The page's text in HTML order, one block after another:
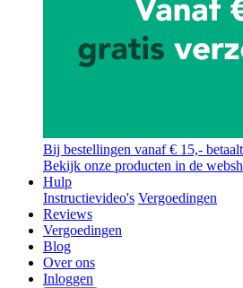
Bij bestellingen vanaf € 15,-
Bekijk onze producten in de
Hulp
Instructievideo's Vergoedingen
Reviews
Vergoedingen
Blog
Over ons
Inloggen